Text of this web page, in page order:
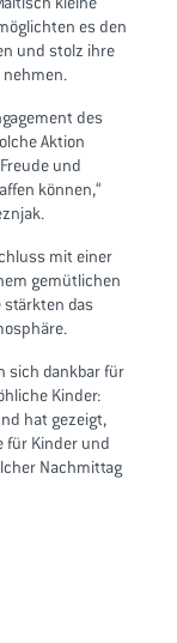
es den
und stolz ihre
des
Aktion
und
können,“
mit einer
gemütlichen
stärkten das
sich dankbar für
Kinder:
hat gezeigt,
für Kinder und
Nachmittag